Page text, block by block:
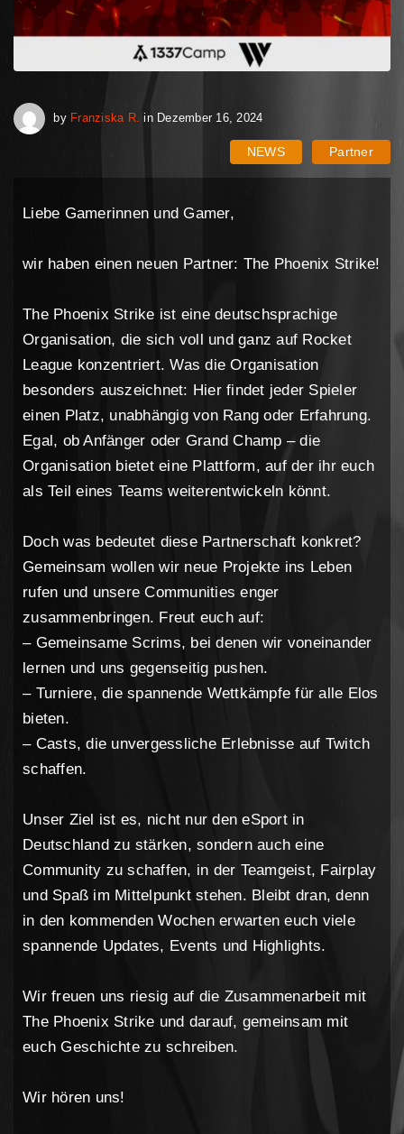
by Franziska R. in Dezember 16, 2024
NEWS Partner
Liebe Gamerinnen und Gamer,
wir haben einen neuen Partner: The Phoenix Strike!
The Phoenix Strike ist eine deutschsprachige
Organisation, die sich voll und ganz auf Rocket
League konzentriert. Was die Organisation
besonders auszeichnet: Hier findet jeder Spieler
einen Platz, unabhängig von Rang oder Erfahrung.
Egal, ob Anfänger oder Grand Champ – die
Organisation bietet eine Plattform, auf der ihr euch
als Teil eines Teams weiterentwickeln könnt.
Doch was bedeutet diese Partnerschaft konkret?
Gemeinsam wollen wir neue Projekte ins Leben
rufen und unsere Communities enger
zusammenbringen. Freut euch auf:
– Gemeinsame Scrims, bei denen wir voneinander
lernen und uns gegenseitig pushen.
– Turniere, die spannende Wettkämpfe für alle Elos
bieten.
– Casts, die unvergessliche Erlebnisse auf Twitch
schaffen.
Unser Ziel ist es, nicht nur den eSport in
Deutschland zu stärken, sondern auch eine
Community zu schaffen, in der Teamgeist, Fairplay
und Spaß im Mittelpunkt stehen. Bleibt dran, denn
in den kommenden Wochen erwarten euch viele
spannende Updates, Events und Highlights.
Wir freuen uns riesig auf die Zusammenarbeit mit
The Phoenix Strike und darauf, gemeinsam mit
euch Geschichte zu schreiben.
Wir hören uns!